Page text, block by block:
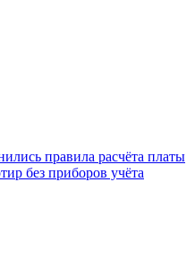
правила расчёта платы
без приборов учёта